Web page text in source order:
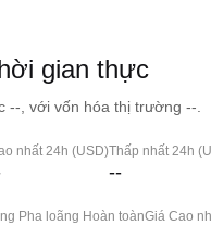
gian thực
--, với vốn hóa thị trường --.
nhất 24h (USD)Thấp nhất 24h
--
Pha loãng Hoàn toànGiá Cao